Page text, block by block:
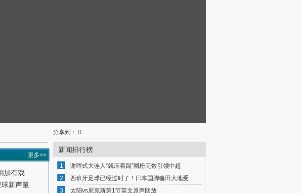
更多>>
加有戏
新声量
分享到： 0
新闻排行榜
1
谢晖式大连人“就压着踢”圈粉无数引领中超
2
西班牙足球已经过时了！日本国脚镰田大地受
3
太阳vs尼克斯第1节英文原声回放